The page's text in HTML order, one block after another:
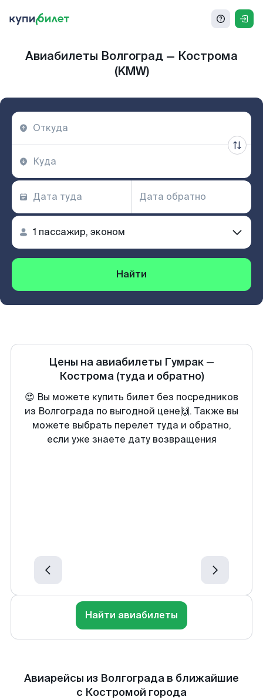
Авиабилеты Волгоград — Кострома
(KMW)
Найти
Цены на авиабилеты Гумрак —
Кострома (туда и обратно)
😍 Вы можете купить билет без посредников
из Волгограда по выгодной цене🙌. Также вы
можете выбрать перелет туда и обратно,
если уже знаете дату возвращения
Найти авиабилеты
Авиарейсы из Волгограда в ближайшие
с Костромой города